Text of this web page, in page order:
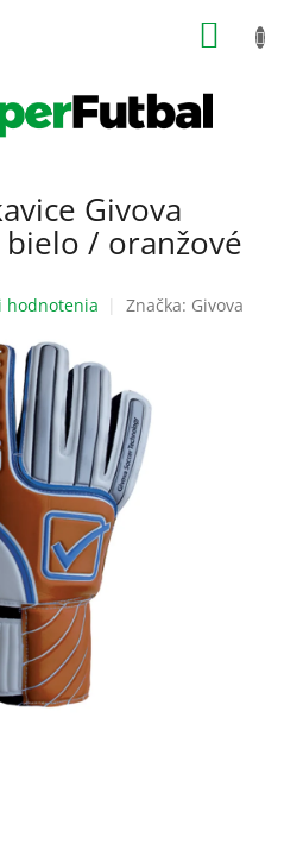
Givova
/ oranžové
hodnotenia Značka: Givova